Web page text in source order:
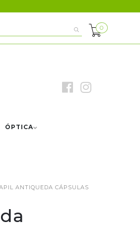
0
ÓPTICA
ANTIQUEDA CÁPSULAS